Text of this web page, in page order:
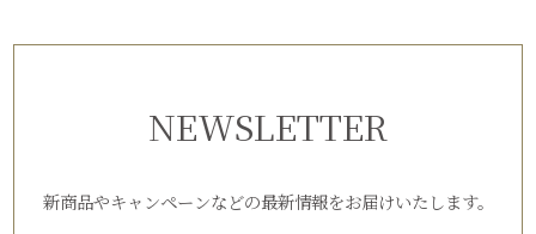
NEWSLETTER
新商品やキャンペーンなどの最新情報をお届けいたします。